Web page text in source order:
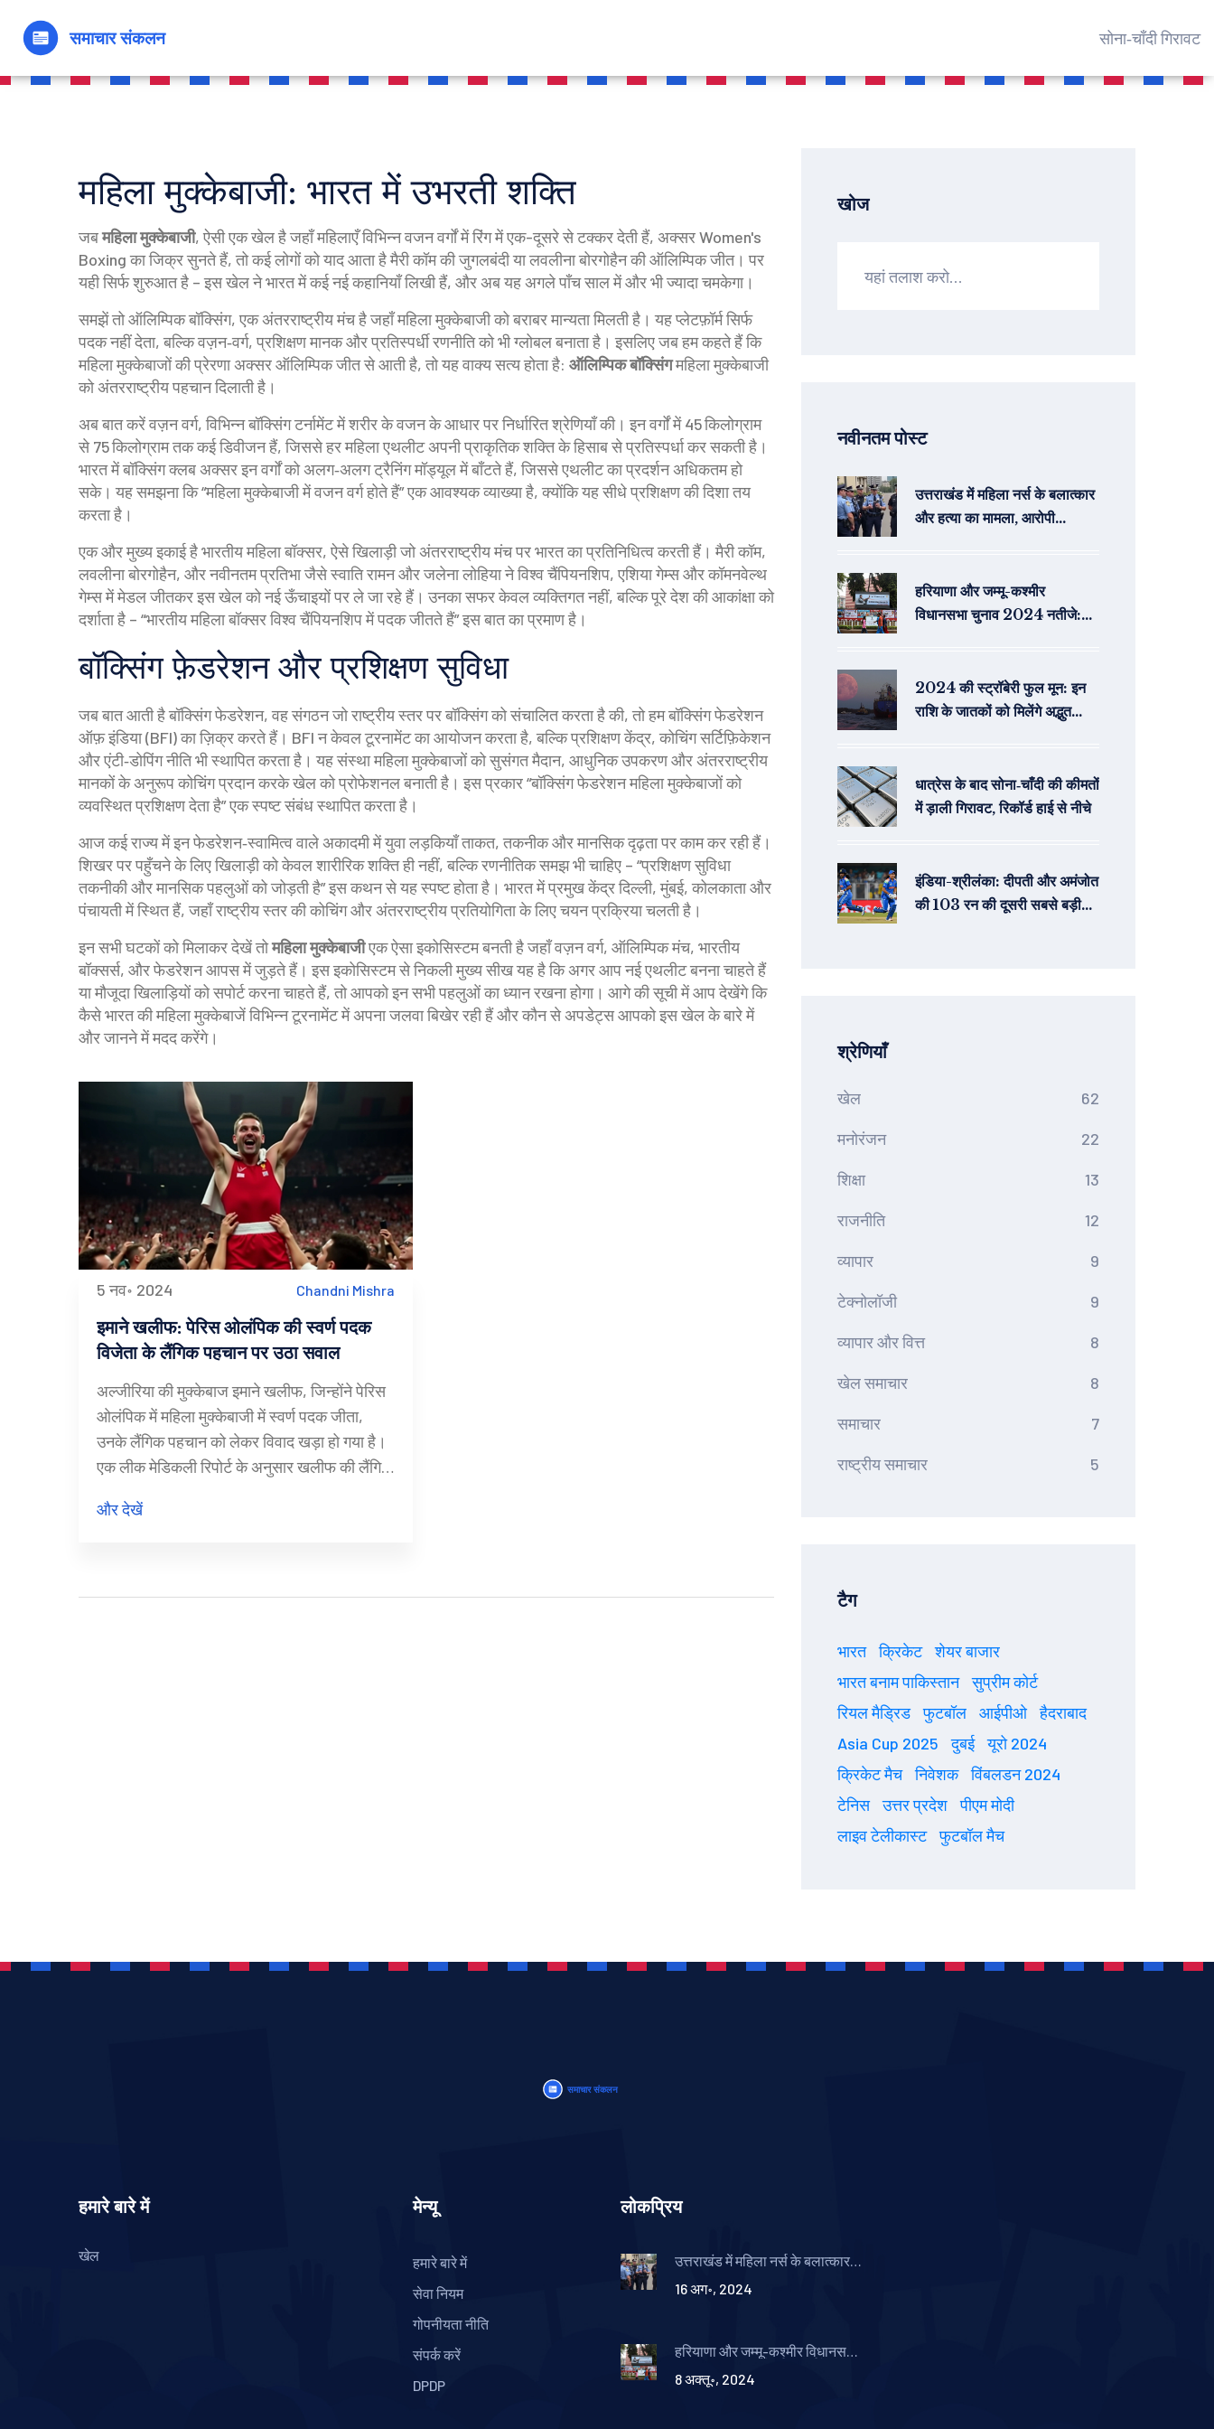
सोना‑चाँदी गिरावट
महिला मुक्केबाजी: भारत में उभरती शक्ति
जबमहिला मुक्केबाजी,ऐसी एक खेल है जहाँ महिलाएँ विभिन्न वजन वर्गों में रिंग में एक-दूसरे से टक्कर देती हैं, अक्सरWomen's
Boxingका जिक्र सुनते हैं, तो कई लोगों को याद आता है मैरी कॉम की जुगलबंदी या लवलीना बोरगोहैन की ऑलिम्पिक जीत। पर
यही सिर्फ शुरुआत है – इस खेल ने भारत में कई नई कहानियाँ लिखी हैं, और अब यह अगले पाँच साल में और भी ज्यादा चमकेगा।
समझें तोऑलिम्पिक बॉक्सिंग,एक अंतरराष्ट्रीय मंच है जहाँ महिला मुक्केबाजी को बराबर मान्यता मिलती है । यह प्लेटफ़ॉर्म सिर्फ
पदक नहीं देता, बल्कि वज़न‑वर्ग, प्रशिक्षण मानक और प्रतिस्पर्धी रणनीति को भी ग्लोबल बनाता है। इसलिए जब हम कहते हैं कि
महिला मुक्केबाजों की प्रेरणा अक्सर ऑलिम्पिक जीत से आती है, तो यह वाक्य सत्य होता है: ऑलिम्पिक बॉक्सिंगमहिला मुक्केबाजी
को अंतरराष्ट्रीय पहचान दिलाती है।
अब बात करेंवज़न वर्ग,विभिन्न बॉक्सिंग टर्नामेंट में शरीर के वजन के आधार पर निर्धारित श्रेणियाँकी। इन वर्गों में 45 किलोग्राम
से 75 किलोग्राम तक कई डिवीजन हैं, जिससे हर महिला एथलीट अपनी प्राकृतिक शक्ति के हिसाब से प्रतिस्पर्धा कर सकती है।
भारत में बॉक्सिंग क्लब अक्सर इन वर्गों को अलग‑अलग ट्रैनिंग मॉड्यूल में बाँटते हैं, जिससे एथलीट का प्रदर्शन अधिकतम हो
सके। यह समझना कि “महिला मुक्केबाजी में वजन वर्ग होते हैं” एक आवश्यक व्याख्या है, क्योंकि यह सीधे प्रशिक्षण की दिशा तय
करता है।
एक और मुख्य इकाई हैभारतीय महिला बॉक्सर,ऐसे खिलाड़ी जो अंतरराष्ट्रीय मंच पर भारत का प्रतिनिधित्व करती हैं। मैरी कॉम,
लवलीना बोरगोहैन, और नवीनतम प्रतिभा जैसे स्वाति रामन और जलेना लोहिया ने विश्व चैंपियनशिप, एशिया गेम्स और कॉमनवेल्थ
गेम्स में मेडल जीतकर इस खेल को नई ऊँचाइयों पर ले जा रहे हैं। उनका सफर केवल व्यक्तिगत नहीं, बल्कि पूरे देश की आकांक्षा को
दर्शाता है – “भारतीय महिला बॉक्सर विश्व चैंपियनशिप में पदक जीतते हैं” इस बात का प्रमाण है।
बॉक्सिंग फ़ेडरेशन और प्रशिक्षण सुविधा
जब बात आती हैबॉक्सिंग फेडरेशन,वह संगठन जो राष्ट्रीय स्तर पर बॉक्सिंग को संचालित करता हैकी, तो हम बॉक्सिंग फेडरेशन
ऑफ़ इंडिया (BFI) का ज़िक्र करते हैं। BFI न केवल टूरनामेंट का आयोजन करता है, बल्कि प्रशिक्षण केंद्र, कोचिंग सर्टिफ़िकेशन
और एंटी‑डोपिंग नीति भी स्थापित करता है। यह संस्था महिला मुक्केबाजों को सुसंगत मैदान, आधुनिक उपकरण और अंतरराष्ट्रीय
मानकों के अनुरूप कोचिंग प्रदान करके खेल को प्रोफेशनल बनाती है। इस प्रकार “बॉक्सिंग फेडरेशन महिला मुक्केबाजों को
व्यवस्थित प्रशिक्षण देता है” एक स्पष्ट संबंध स्थापित करता है।
आज कई राज्य में इन फेडरेशन‑स्वामित्व वाले अकादमी में युवा लड़कियाँ ताकत, तकनीक और मानसिक दृढ़ता पर काम कर रही हैं।
शिखर पर पहुँचने के लिए खिलाड़ी को केवल शारीरिक शक्ति ही नहीं, बल्कि रणनीतिक समझ भी चाहिए – “प्रशिक्षण सुविधा
तकनीकी और मानसिक पहलुओं को जोड़ती है” इस कथन से यह स्पष्ट होता है। भारत में प्रमुख केंद्र दिल्ली, मुंबई, कोलकाता और
पंचायती में स्थित हैं, जहाँ राष्ट्रीय स्तर की कोचिंग और अंतरराष्ट्रीय प्रतियोगिता के लिए चयन प्रक्रिया चलती है।
इन सभी घटकों को मिलाकर देखें तोमहिला मुक्केबाजीएक ऐसा इकोसिस्टम बनती है जहाँ वज़न वर्ग, ऑलिम्पिक मंच, भारतीय
बॉक्सर्स, और फेडरेशन आपस में जुड़ते हैं। इस इकोसिस्टम से निकली मुख्य सीख यह है कि अगर आप नई एथलीट बनना चाहते हैं
या मौजूदा खिलाड़ियों को सपोर्ट करना चाहते हैं, तो आपको इन सभी पहलुओं का ध्यान रखना होगा। आगे की सूची में आप देखेंगे कि
कैसे भारत की महिला मुक्केबाजें विभिन्न टूरनामेंट में अपना जलवा बिखेर रही हैं और कौन से अपडेट्स आपको इस खेल के बारे में
और जानने में मदद करेंगे।
5 नव॰ 2024 Chandni Mishra
इमाने खलीफ: पेरिस ओलंपिक की स्वर्ण पदक
विजेता के लैंगिक पहचान पर उठा सवाल
अल्जीरिया की मुक्केबाज इमाने खलीफ, जिन्होंने पेरिस
ओलंपिक में महिला मुक्केबाजी में स्वर्ण पदक जीता,
उनके लैंगिक पहचान को लेकर विवाद खड़ा हो गया है।
एक लीक मेडिकली रिपोर्ट के अनुसार खलीफ की लैंगिक
खलीफ को एक आनुवंशिक विकार है जो लैंगिक विकास
और देखें
खोज
नवीनतम पोस्ट
उत्तराखंड में महिला नर्स के बलात्कार
और हत्या का मामला, आरोपी
हरियाणा और जम्मू-कश्मीर
विधानसभा चुनाव 2024 नतीजे:
2024 की स्ट्रॉबेरी फुल मून: इन
राशि के जातकों को मिलेंगे अद्भुत
धात्रेस के बाद सोना‑चाँदी की कीमतों
में ड़ाली गिरावट, रिकॉर्ड हाई से नीचे
इंडिया-श्रीलंका: दीपती और अमंजोत
की 103 रन की दूसरी सबसे बड़ी
श्रेणियाँ
खेल 62
मनोरंजन 22
शिक्षा 13
राजनीति 12
व्यापार 9
टेक्नोलॉजी 9
व्यापार और वित्त 8
खेल समाचार 8
समाचार 7
राष्ट्रीय समाचार 5
टैग
भारत क्रिकेट
शेयर बाजार
भारत बनाम पाकिस्तान
सुप्रीम कोर्ट
रियल मैड्रिड
फुटबॉल आईपीओ
हैदराबाद
Asia Cup 2025
दुबई
यूरो 2024
क्रिकेट मैच
निवेशक
विंबलडन 2024
टेनिस
उत्तर प्रदेश
पीएम मोदी
लाइव टेलीकास्ट
फुटबॉल मैच
हमारे बारे में
खेल
मेन्यू
हमारे बारे में
सेवा नियम
गोपनीयता नीति
संपर्क करें
DPDP
लोकप्रिय
उत्तराखंड में महिला नर्स के बलात्कार
16 अग॰, 2024
हरियाणा और जम्मू-कश्मीर विधानसभा
पर आसानी से देखें
8 अक्तू॰, 2024